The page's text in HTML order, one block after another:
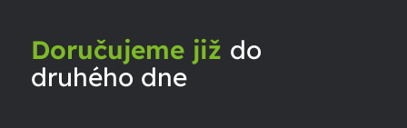
Doručujeme již do
druhého dne